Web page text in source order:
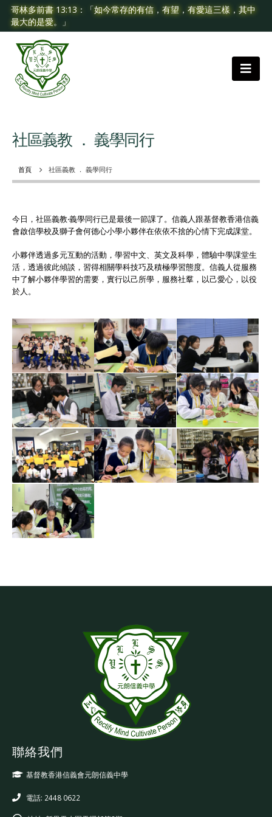
哥林多前書 13:13：「如今常存的有信，有望，有愛這三樣，其中
最大的是愛。」
首頁 社區義教 ． 義學同行
社區義教 ． 義學同行
今日，社區義教‧義學同行已是最後一節課了。信義人跟基督教香港信義
會啟信學校及獅子會何德心小學小夥伴在依依不捨的心情下完成課堂。
小夥伴透過多元互動的活動，學習中文、英文及科學，體驗中學課堂生
活，透過彼此傾談，習得相關學科技巧及積極學習態度。信義人從服務
中了解小夥伴學習的需要，實行以己所學，服務社羣，以己愛心，以役
於人。
聯絡我們
基督教香港信義會元朗信義中學
電話: 2448 0622